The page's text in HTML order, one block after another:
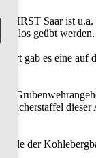
HRST Saar ist
geübt
gab es eine auf
der